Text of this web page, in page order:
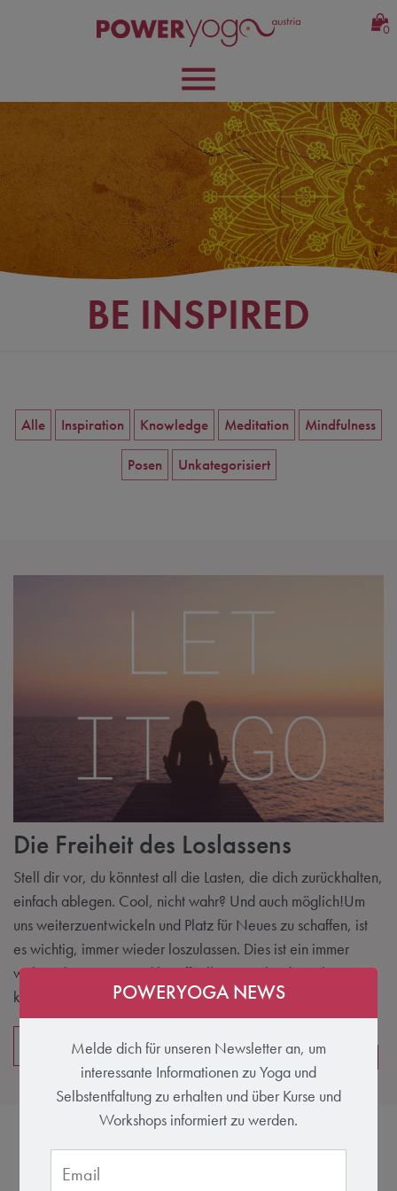
0
BE INSPIRED
Alle Inspiration Knowledge Meditation Mindfulness
Posen Unkategorisiert
Die Freiheit des Loslassens
Stell dir vor, du könntest all die Lasten, die dich zurückhalten,
einfach ablegen. Cool, nicht wahr? Und auch möglich!Um
uns weiterzuentwickeln und Platz für Neues zu schaffen, ist
es wichtig, immer wieder loszulassen. Dies ist ein immer
währender Prozess und betrifft alle Bereiche des Lebens. Es
kann sein, dass du…
Weiter Lesen
Mindfulness
POWERYOGA NEWS
Melde dich für unseren Newsletter an, um
interessante Informationen zu Yoga und
Selbstentfaltung zu erhalten und über Kurse und
Workshops informiert zu werden.